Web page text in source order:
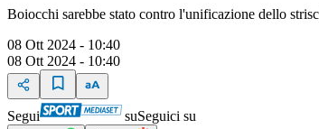
Boiocchi sarebbe stato contro l'unificazione dello
08 Ott 2024 - 10:40
08 Ott 2024 - 10:40
Segui suSeguici su